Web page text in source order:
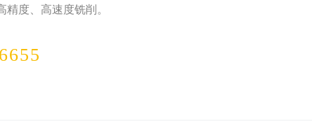
度、高速度铣削。